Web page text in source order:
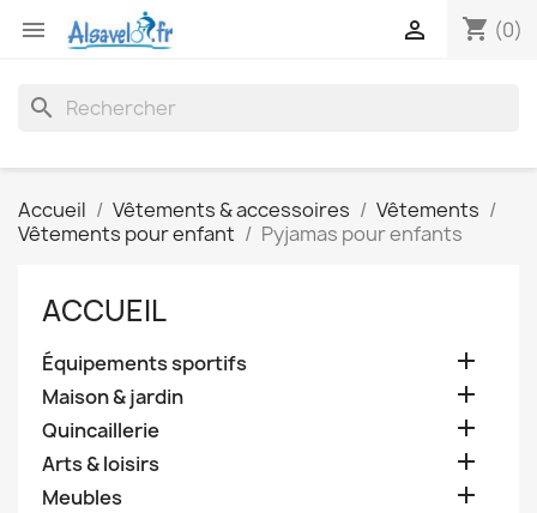
 shopping_cart (0)

search
Accueil Vêtements & accessoires
Vêtements
Vêtements pour enfant
Pyjamas pour enfants
ACCUEIL
Équipements sportifs 
Maison & jardin 
Quincaillerie 
Arts & loisirs 
Meubles 